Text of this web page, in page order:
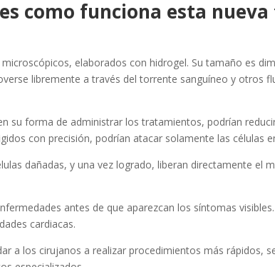
como funciona esta
elaborados con hidrogel. Su tamaño es
libremente a través del torrente sanguíneo y otros
su forma de administrar los tratamientos, podrían
con precisión, podrían atacar solamente las células
dañadas, y una vez logrado, liberan directamente el
antes de que aparezcan los síntomas
cardiacas.
a los cirujanos a realizar procedimientos más rápidos,